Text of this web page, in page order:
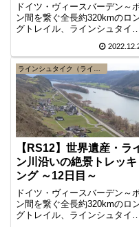
ドイツ・ヴィースバーデン～
ン間を繋ぐ全長約320kmのロ
グトレイル、ラインシュタイク
らバートホンネフまでの約
17,9km、コースタイム6時間で
す。ここからはラインシュタ
クの最終ステージ（全7ステー
ジ）、ジーベン山地（ジーベ
ゲベルゲ）に入ります。
【RS12】世界遺産・ラ
ン川沿いの絶景トレッキ
ング ～12日目～
ドイツ・ヴィースバーデン～
ン間を繋ぐ全長約320kmのロ
グトレイル、ラインシュタイク